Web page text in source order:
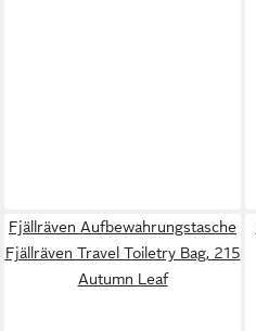
Fjällräven Aufbewahrungstasche
Fjällräven Travel Toiletry Bag, 215
Autumn Leaf